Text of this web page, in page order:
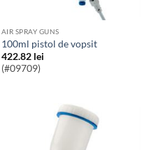
AIR SPRAY GUNS
100ml pistol de vopsit
422.82 lei
(#09709)